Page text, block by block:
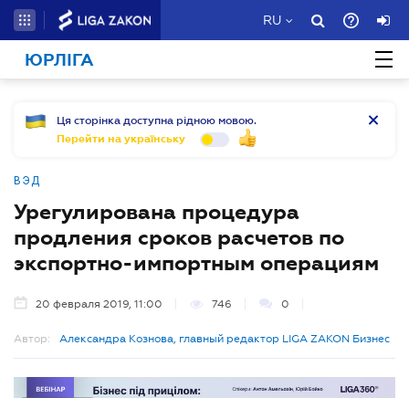
RU
ЮРЛІГА
Ця сторінка доступна рідною мовою.
Перейти на українську
ВЭД
Урегулирована процедура
продления сроков расчетов по
экспортно-импортным операциям
20 февраля 2019, 11:00 746 0
Автор: Александра Кознова, главный редактор LIGA ZAKON Бизнес